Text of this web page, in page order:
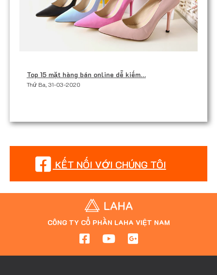
Top 15 mặt hàng bán online dễ kiếm…
Thứ Ba, 31-03-2020
KẾT NỐI VỚI CHÚNG TÔI
CÔNG TY CỔ PHẦN LAHA VIỆT NAM